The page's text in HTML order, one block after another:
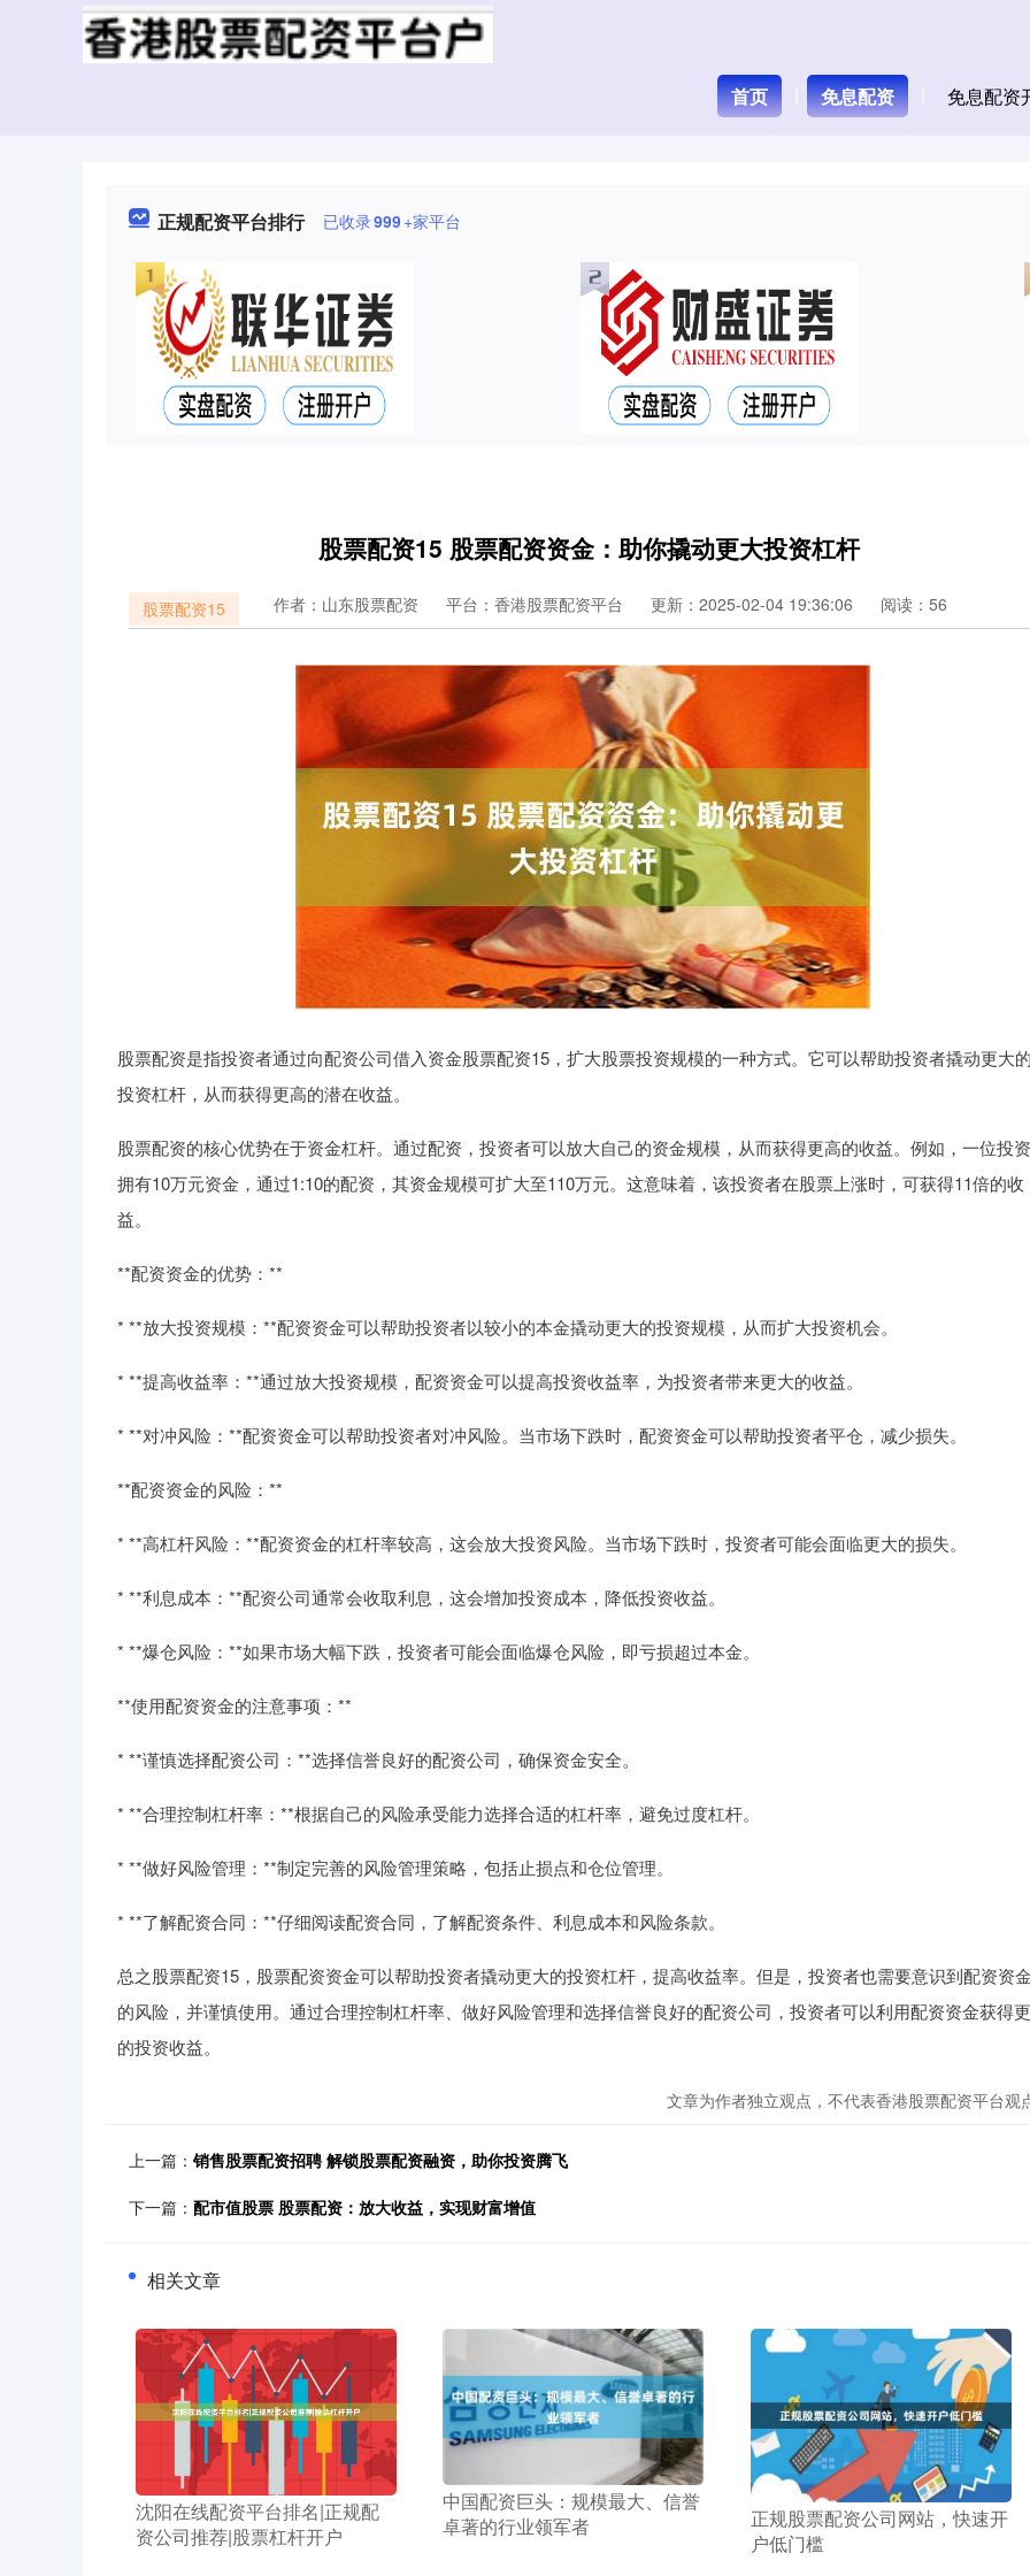
首页 免息配资 免息配资
正规配资平台排行 已收录999+家平台
股票配资15 股票配资资金：助你撬动更大投资杠杆
股票配资15 作者：山东股票配资 平台：香港股票配资平台 更新：2025-02-04 19:36:06 阅读：56
股票配资是指投资者通过向配资公司借入资金股票配资15，扩大股票投资规模的一种方式。它可以帮助投资者撬动更大
投资杠杆，从而获得更高的潜在收益。
股票配资的核心优势在于资金杠杆。通过配资，投资者可以放大自己的资金规模，从而获得更高的收益。例如，一位投
拥有10万元资金，通过1:10的配资，其资金规模可扩大至110万元。这意味着，该投资者在股票上涨时，可获得11倍的收
益。
**配资资金的优势：**
* **放大投资规模：**配资资金可以帮助投资者以较小的本金撬动更大的投资规模，从而扩大投资机会。
* **提高收益率：**通过放大投资规模，配资资金可以提高投资收益率，为投资者带来更大的收益。
* **对冲风险：**配资资金可以帮助投资者对冲风险。当市场下跌时，配资资金可以帮助投资者平仓，减少损失。
**配资资金的风险：**
* **高杠杆风险：**配资资金的杠杆率较高，这会放大投资风险。当市场下跌时，投资者可能会面临更大的损失。
* **利息成本：**配资公司通常会收取利息，这会增加投资成本，降低投资收益。
* **爆仓风险：**如果市场大幅下跌，投资者可能会面临爆仓风险，即亏损超过本金。
**使用配资资金的注意事项：**
* **谨慎选择配资公司：**选择信誉良好的配资公司，确保资金安全。
* **合理控制杠杆率：**根据自己的风险承受能力选择合适的杠杆率，避免过度杠杆。
* **做好风险管理：**制定完善的风险管理策略，包括止损点和仓位管理。
* **了解配资合同：**仔细阅读配资合同，了解配资条件、利息成本和风险条款。
总之股票配资15，股票配资资金可以帮助投资者撬动更大的投资杠杆，提高收益率。但是，投资者也需要意识到配资资
的风险，并谨慎使用。通过合理控制杠杆率、做好风险管理和选择信誉良好的配资公司，投资者可以利用配资资金获得
的投资收益。
文章为作者独立观点，不代表香港股票配资平台观
上一篇： 销售股票配资招聘 解锁股票配资融资，助你投资腾飞
下一篇： 配市值股票 股票配资：放大收益，实现财富增值
相关文章
​沈阳在线配资平台排名|正规配
资公司推荐|股票杠杆开户
​中国配资巨头：规模最大、信誉
卓著的行业领军者
​正规股票配资公司网站，快速开
户低门槛